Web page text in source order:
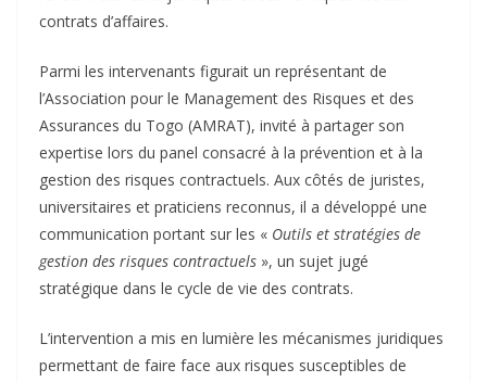
contrats d’affaires.
Parmi les intervenants figurait un représentant de
l’Association pour le Management des Risques et des
Assurances du Togo (AMRAT), invité à partager son
expertise lors du panel consacré à la prévention et à la
gestion des risques contractuels. Aux côtés de juristes,
universitaires et praticiens reconnus, il a développé une
communication portant sur les « Outils et stratégies de
gestion des risques contractuels », un sujet jugé
stratégique dans le cycle de vie des contrats.
L’intervention a mis en lumière les mécanismes juridiques
permettant de faire face aux risques susceptibles de